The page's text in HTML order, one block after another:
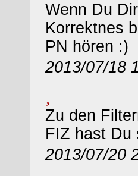
Wenn Du
Korrektnes
PN hören :)
2013/07/18
Zu den
FIZ hast Du
2013/07/20